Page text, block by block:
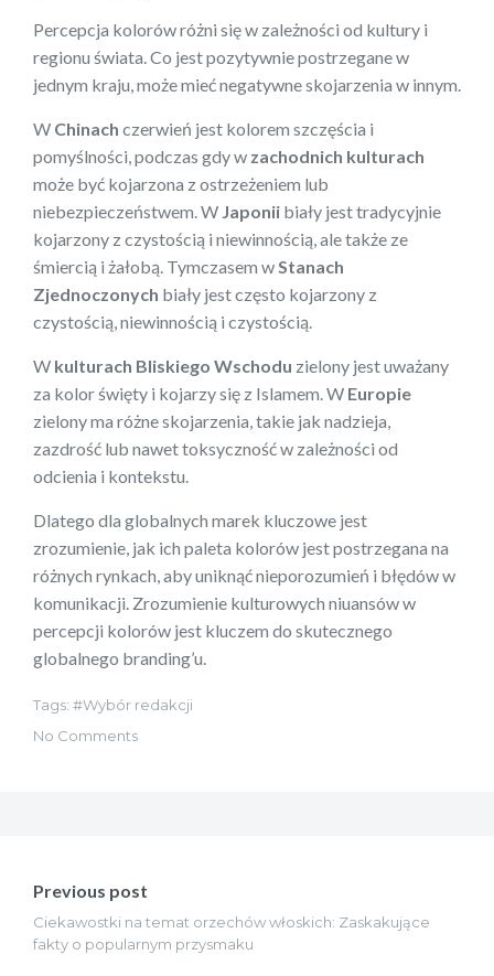
Percepcja kolorów różni się w zależności od kultury i
regionu świata. Co jest pozytywnie postrzegane w
jednym kraju, może mieć negatywne skojarzenia w innym.
W Chinach czerwień jest kolorem szczęścia i
pomyślności, podczas gdy w zachodnich kulturach
może być kojarzona z ostrzeżeniem lub
niebezpieczeństwem. W Japonii biały jest tradycyjnie
kojarzony z czystością i niewinnością, ale także ze
śmiercią i żałobą. Tymczasem w Stanach
Zjednoczonych biały jest często kojarzony z
czystością, niewinnością i czystością.
W kulturach Bliskiego Wschodu zielony jest uważany
za kolor święty i kojarzy się z Islamem. W Europie
zielony ma różne skojarzenia, takie jak nadzieja,
zazdrość lub nawet toksyczność w zależności od
odcienia i kontekstu.
Dlatego dla globalnych marek kluczowe jest
zrozumienie, jak ich paleta kolorów jest postrzegana na
różnych rynkach, aby uniknąć nieporozumień i błędów w
komunikacji. Zrozumienie kulturowych niuansów w
percepcji kolorów jest kluczem do skutecznego
globalnego branding’u.
Tags:
Wybór redakcji
No Comments
wpisu
Previous post
Ciekawostki na temat orzechów włoskich: Zaskakujące
fakty o popularnym przysmaku